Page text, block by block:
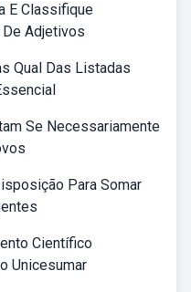
E Classifique
Adjetivos
Qual Das Listadas
Se Necessariamente
Para Somar
Científico
Unicesumar